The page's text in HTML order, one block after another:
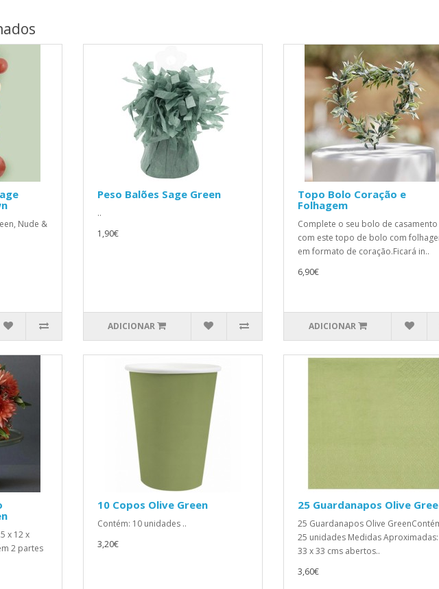
Nude &
Peso Balões Sage Green
..
1,90€
ADICIONAR
Topo Bolo Coração e
Folhagem
Complete o seu bolo de casamento
com este topo de bolo com
em formato de coração.Ficará in..
6,90€
ADICIONAR
x 12 x
2 partes
10 Copos Olive Green
Contém: 10 unidades ..
3,20€
25 Guardanapos Olive
25 Guardanapos Olive
25 unidades Medidas Aproximadas:
33 x 33 cms abertos..
3,60€